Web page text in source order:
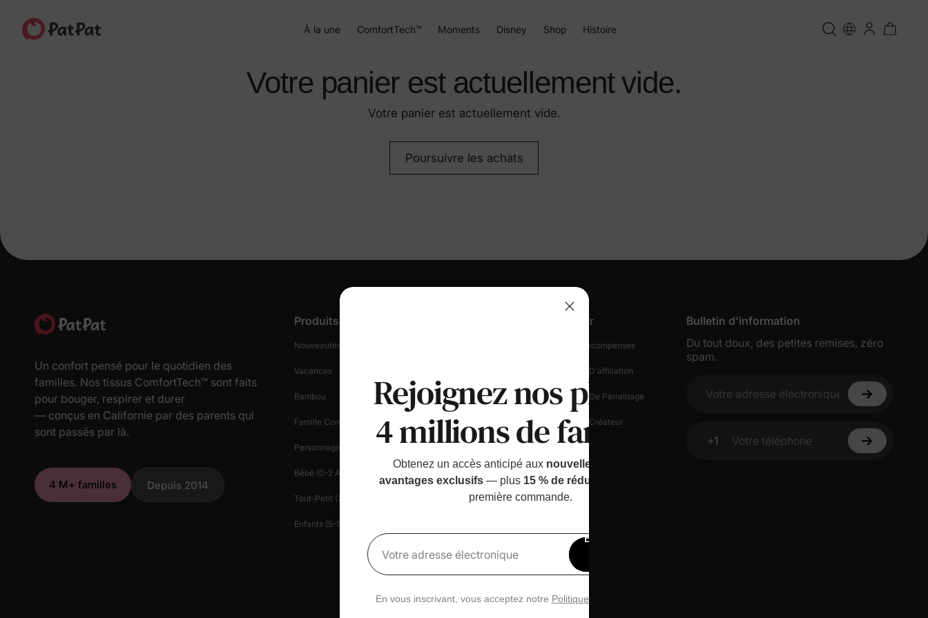
À la une ComfortTech™ Moments Disney Shop Histoire
Votre panier est actuellement vide.
Votre panier est actuellement vide.
Poursuivre les achats
Un confort pensé pour le quotidien des
familles. Nos tissus ComfortTech™ sont faits
pour bouger, respirer et durer
— conçus en Californie par des parents qui
sont passés par là.
4 M+ familles Depuis 2014
Produits
Nouveautés Et En Vedette
Vacances
Bambou
Famille Correspondante
Personnages
Bébé (0-2 Ans)
Tout-Petit (2-6 Ans)
Enfants (5-12 Ans)
Démarrer Un Retour
Politique De Retour
Contactez-Nous
Carte-Cadeau
Avis PatPat
Découvrir
Fidélité & Récompenses
Programme D'affiliation
Programme De Parrainage
Programme Créateur
Patlife
Informations Sur
Bulletin d'information
Du tout doux, des petites remises, zéro
spam.
Votre adresse électronique
+1
Votre téléphone
Rejoignez nos plus de
4 millions de familles
Obtenez un accès anticipé aux nouvelles sorties et
avantages exclusifs— plus 15 % de réduction
première commande.
Votre adresse électronique
Bénéficiez de
En vous inscrivant, vous acceptez notre Politique de confidentialité